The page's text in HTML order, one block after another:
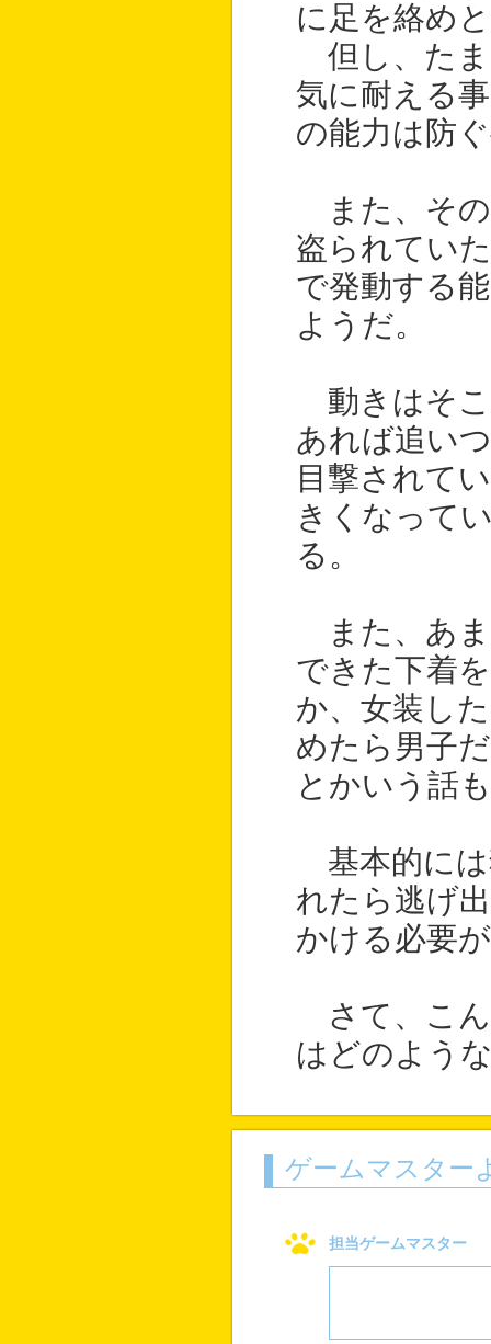
に足を絡め
但し、たま
気に耐える
の能力は防
また、その
盗られてい
で発動する
ようだ。
動きはそこ
あれば追い
目撃されて
きくなって
る。
また、あま
できた下着
か、女装し
めたら男子
とかいう話
基本的には
れたら逃げ
かける必要
さて、こん
はどのよう
ゲームマスター
担当ゲームマスター